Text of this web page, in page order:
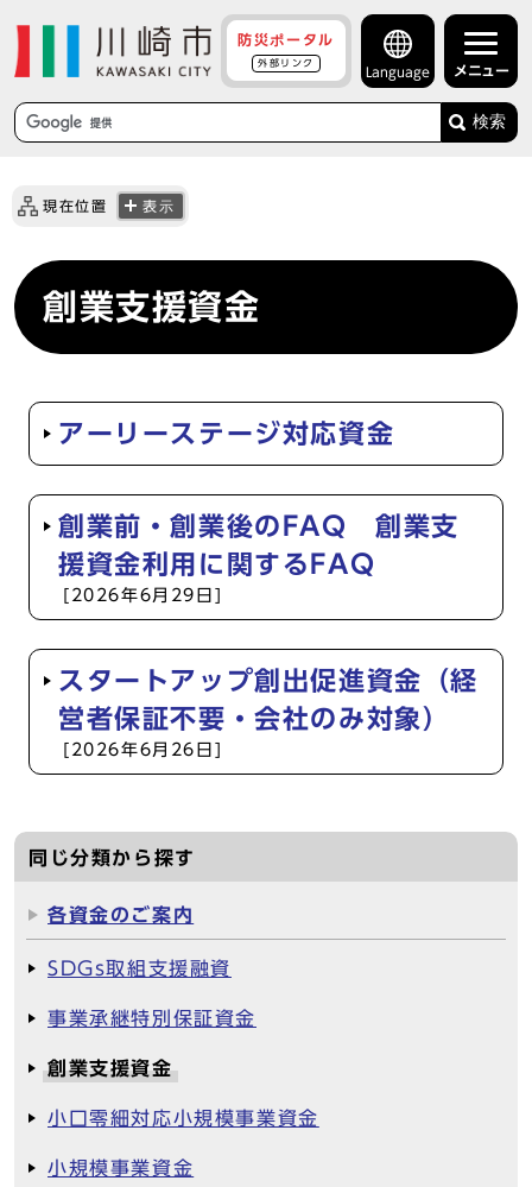
防災ポータル
外部リンク
Language メニュー
検索
現在位置 表示
創業支援資金
アーリーステージ対応資金
創業前・創業後のFAQ 創業支
援資金利用に関するFAQ
[2026年6月29日]
スタートアップ創出促進資金（経
営者保証不要・会社のみ対象）
[2026年6月26日]
同じ分類から探す
各資金のご案内
SDGs取組支援融資
事業承継特別保証資金
創業支援資金
小口零細対応小規模事業資金
小規模事業資金